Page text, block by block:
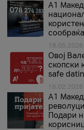
A1
18.05.2026
Овој
скопски
safe
16.02.2026
А1
Подари